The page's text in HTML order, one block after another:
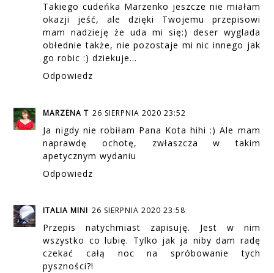
Takiego cudeńka Marzenko jeszcze nie miałam
okazji jeść, ale dzięki Twojemu przepisowi
mam nadzieję że uda mi się:) deser wyglada
obłednie także, nie pozostaje mi nic innego jak
go robic :) dziekuje...
Odpowiedz
MARZENA T 26 SIERPNIA 2020 23:52
Ja nigdy nie robiłam Pana Kota hihi :) Ale mam
naprawdę ochotę, zwłaszcza w takim
apetycznym wydaniu
Odpowiedz
ITALIA MINI 26 SIERPNIA 2020 23:58
Przepis natychmiast zapisuję. Jest w nim
wszystko co lubię. Tylko jak ja niby dam radę
czekać całą noc na spróbowanie tych
pyszności?!